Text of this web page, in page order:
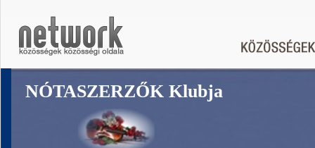
NÓTASZERZŐK Klubja